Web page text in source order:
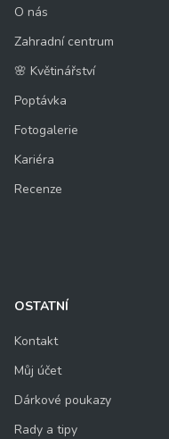
O nás
Zahradní centrum
🌸 Květinářství
Poptávka
Fotogalerie
Kariéra
Recenze
OSTATNÍ
Kontakt
Můj účet
Dárkové poukazy
Rady a tipy